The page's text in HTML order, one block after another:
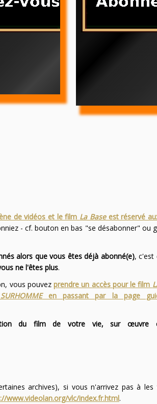
de vidéos et le film La Baseest réservé
- cf. bouton en bas "se désabonner"
alors que vous êtes déjà abonné(e), c'est
ne l'êtes plus.
vous pouvezprendre un accès pour le film
en passant par la page
du film de votre vie, sur œuvre
archives), si vous n'arrivez pas à
www.videolan.org/vlc/index.fr.html.